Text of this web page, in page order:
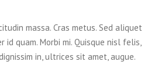
massa. Cras metus. Sed aliquet
id quam. Morbi mi. Quisque nisl felis,
in, ultrices sit amet, augue.